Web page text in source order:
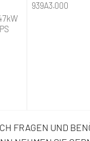
939A3.000
FRAGEN UND